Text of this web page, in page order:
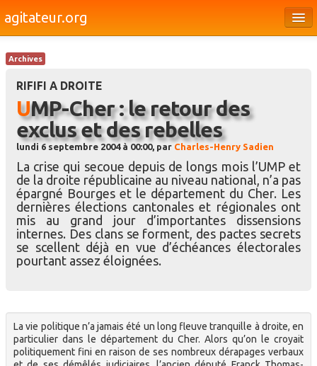
agitateur.org
Culture
Médias
Dossiers
Brèves
Archives
RIFIFI A DROITE
UMP-Cher : le retour des
exclus et des rebelles
lundi 6 septembre 2004 à 00:00, par Charles-Henry Sadien
La crise qui secoue depuis de longs mois l’UMP et
de la droite républicaine au niveau national, n’a pas
épargné Bourges et le département du Cher. Les
dernières élections cantonales et régionales ont
mis au grand jour d’importantes dissensions
internes. Des clans se forment, des pactes secrets
se scellent déjà en vue d’échéances électorales
pourtant assez éloignées.
La vie politique n’a jamais été un long fleuve tranquille à droite, en
particulier dans le département du Cher. Alors qu’on le croyait
politiquement fini en raison de ses nombreux dérapages verbaux